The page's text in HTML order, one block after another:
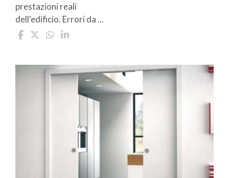
prestazioni reali
dell'edificio. Errori da ...